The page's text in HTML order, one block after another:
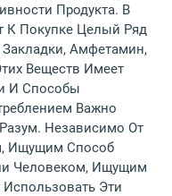
Продукта. В
К Покупке Целый Ряд
Амфетамин,
Веществ Имеет
И Способы
Важно
Независимо От
Ищущим Способ
Человеком, Ищущим
Эти